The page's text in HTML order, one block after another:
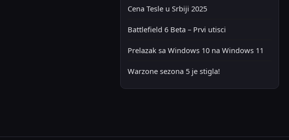
Cena Tesle u Srbiji 2025
Battlefield 6 Beta – Prvi utisci
Prelazak sa Windows 10 na Windows 11
Warzone sezona 5 je stigla!